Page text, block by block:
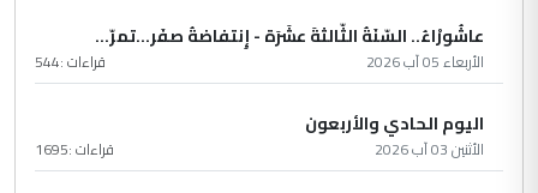
عاشُورْاءُ.. السّنَةُ الثّالثةَ عشَرَة - إِنتفاضةُ صفَر…تمرّ...
الأربعاء 05 آب 2026 قراءات :544
اليوم الحادي والأربعون
الأثنين 03 آب 2026 قراءات :1695